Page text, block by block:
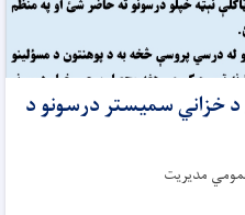
خزاني سمیستر درسونو د
مدیریت